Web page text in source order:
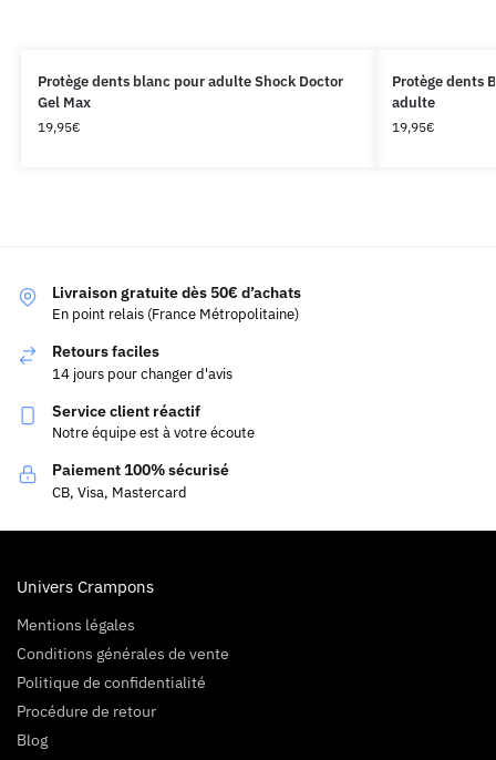
Protège dents blanc pour adulte Shock Doctor
Gel Max
19,95€
Protège dents
adulte
19,95€
Livraison gratuite dès 50€ d’achats
En point relais (France Métropolitaine)
Retours faciles
14 jours pour changer d'avis
Service client réactif
Notre équipe est à votre écoute
Paiement 100% sécurisé
CB, Visa, Mastercard
Univers Crampons
Mentions légales
Conditions générales de vente
Politique de confidentialité
Procédure de retour
Blog